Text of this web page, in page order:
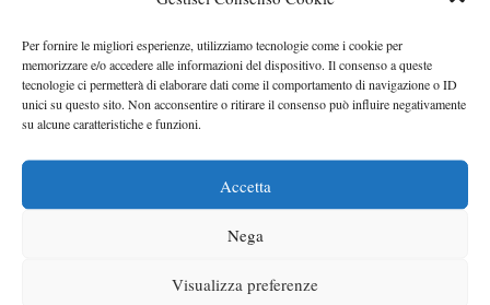
Per fornire le migliori esperienze, utilizziamo tecnologie come i cookie per
memorizzare e/o accedere alle informazioni del dispositivo. Il consenso a queste
tecnologie ci permetterà di elaborare dati come il comportamento di navigazione o ID
unici su questo sito. Non acconsentire o ritirare il consenso può influire negativamente
su alcune caratteristiche e funzioni.
Accetta
Nega
Visualizza preferenze
sostenibile, stile, anche con noleggio a lungo
termine
Ufficiale l’arrivo degli stop lampeggianti
Le caratteristiche del motore Turbo 100 di
Peugeot